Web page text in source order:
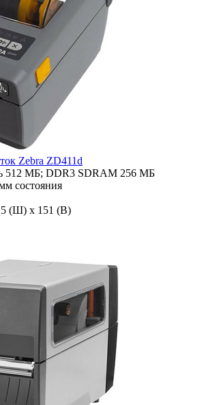
Zebra ZD411d
512 МБ; DDR3 SDRAM 256 МБ
состояния
(Ш) x 151 (В)